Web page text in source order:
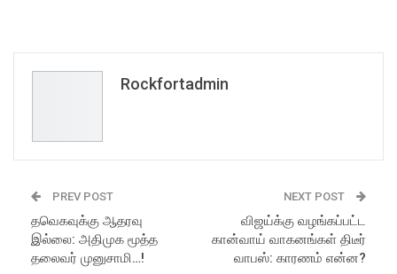
Rockfortadmin
PREV POST
தவெகவுக்கு ஆதரவு
இல்லை: அதிமுக மூத்த
தலைவர் முனுசாமி…!
NEXT POST
விஜய்க்கு வழங்கப்பட்ட
கான்வாய் வாகனங்கள் திடீர்
வாபஸ்: காரணம் என்ன?